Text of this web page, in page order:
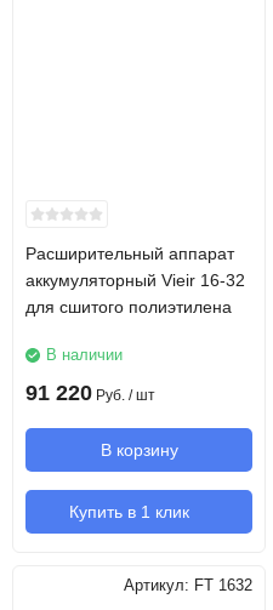
Расширительный аппарат
аккумуляторный Vieir 16-32
для сшитого полиэтилена
В наличии
91 220 Руб. / шт
В корзину
Купить в 1 клик
Артикул: FT 1632